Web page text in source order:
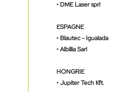
• DME Laser sprl
ESPAGNE
• Blautec - Igualada
•Albillia Sarl
HONGRIE
•Jupiter Tech Kft.